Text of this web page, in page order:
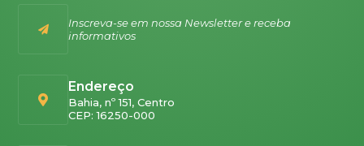
Inscreva-se em nossa Newsletter e receba
informativos
Endereço
Bahia, nº 151, Centro
CEP: 16250-000